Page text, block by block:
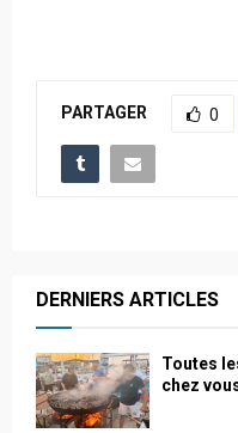
PARTAGER 0
DERNIERS ARTICLES
Toutes
chez